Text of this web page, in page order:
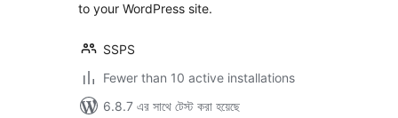
to your WordPress site.
SSPS
Fewer than 10 active installations
6.8.7 এর সাথে টেস্ট করা হয়েছে